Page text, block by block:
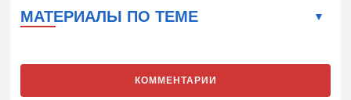
МАТЕРИАЛЫ ПО ТЕМЕ
КОММЕНТАРИИ